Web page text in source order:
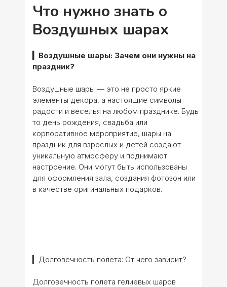
Что нужно знать о
Воздушных шарах
▎Воздушные шары: Зачем они нужны на
праздник?
Воздушные шары — это не просто яркие
элементы декора, а настоящие символы
радости и веселья на любом празднике. Будь
то день рождения, свадьба или
корпоративное мероприятие, шары на
праздник для взрослых и детей создают
уникальную атмосферу и поднимают
настроение. Они могут быть использованы
для оформления зала, создания фотозон или
в качестве оригинальных подарков.
▎Долговечность полета: От чего зависит?
Долговечность полета гелиевых шаров